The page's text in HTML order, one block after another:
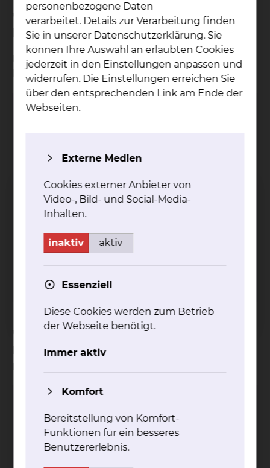
Wie kann ich als Zuweiser an der
Konferenz teilnehmen?
Um an einer Tumorkonferenz teilzunehmen,
können Sie sich gerne an uns wenden.
HNO-Ambulanz
Fichtengrund 1, 38126 Braunschweig
Tel.:+49 531 595 1050 Ambulanz
Fax: +49 531 595 2879
Per E-Mail kontaktieren
Welche medizinischen
Fachrichtungen des Klinikums
Fichtengrund 1, 38126 Braunschweig
Tel.:+49 531 595 1050 Ambulanz
personenbezogene Daten
verarbeitet. Details zur Verarbeitung finden
Sie in unserer Datenschutzerklärung. Sie
können Ihre Auswahl an erlaubten Cookies
jederzeit in den Einstellungen anpassen und
widerrufen. Die Einstellungen erreichen Sie
über den entsprechenden Link am Ende der
Webseiten.
Externe Medien
Cookies externer Anbieter von
Video-, Bild- und Social-Media-
Inhalten.
inaktiv aktiv
Essenziell
Diese Cookies werden zum Betrieb
der Webseite benötigt.
Immer aktiv
Komfort
Bereitstellung von Komfort-
Funktionen für ein besseres
Benutzererlebnis.